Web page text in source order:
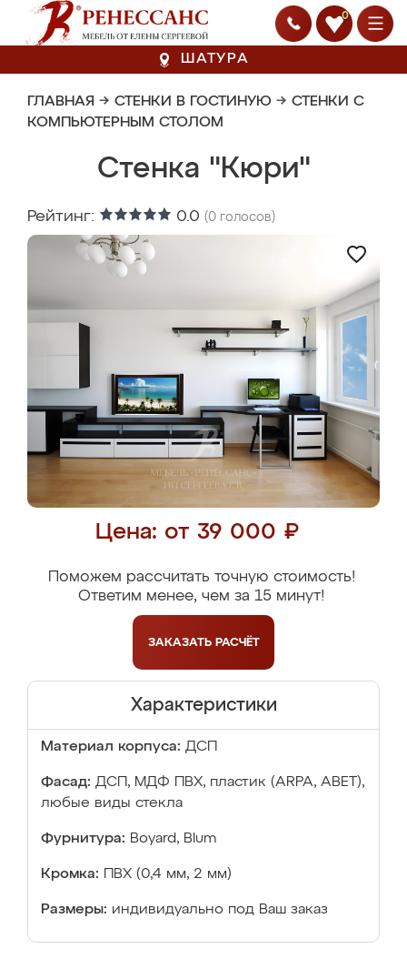
0
ШАТУРА
ГЛАВНАЯ → СТЕНКИ В ГОСТИНУЮ → СТЕНКИ С
КОМПЬЮТЕРНЫМ СТОЛОМ
Стенка "Кюри"
Рейтинг: 0.0 (0 голосов)
Цена: от 39 000 ₽
Поможем рассчитать точную стоимость!
Ответим менее, чем за 15 минут!
ЗАКАЗАТЬ РАСЧЁТ
Характеристики
Материал корпуса: ДСП
Фасад: ДСП, МДФ ПВХ, пластик (ARPA, ABET),
любые виды стекла
Фурнитура: Boyard, Blum
Кромка: ПВХ (0,4 мм, 2 мм)
Размеры: индивидуально под Ваш заказ